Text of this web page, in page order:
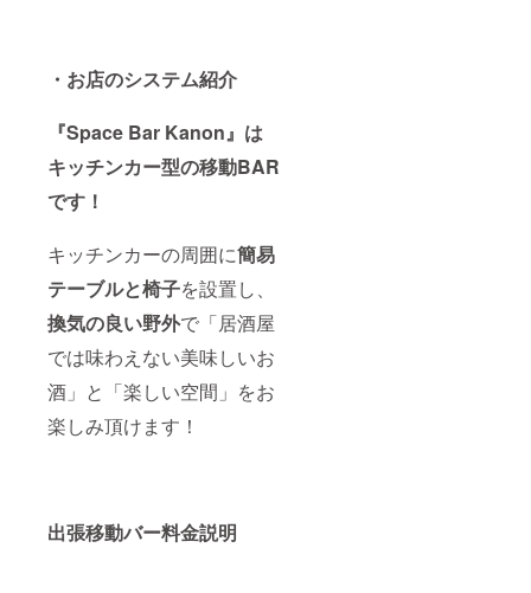
・お店のシステム紹介
『Space Bar Kanon』は
キッチンカー型の移動BAR
です！
キッチンカーの周囲に簡易
テーブルと椅子を設置し、
換気の良い野外で「居酒屋
では味わえない美味しいお
酒」と「楽しい空間」をお
楽しみ頂けます！
出張移動バー料金説明